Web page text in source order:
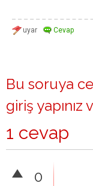
Bu soruya
giriş yapınız
1 cevap
0